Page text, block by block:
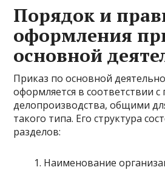
Порядок и
оформления
основной
Приказ по основной
оформляется в соответствии
делопроизводства, общими
такого типа. Его структура
разделов:
Наименование